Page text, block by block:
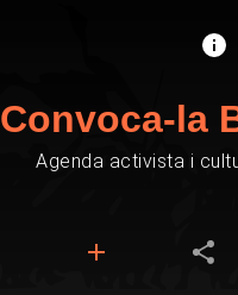
Convoca-la
Agenda activista i